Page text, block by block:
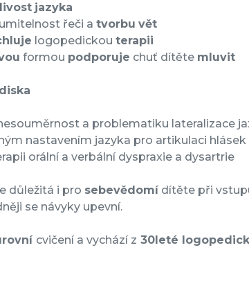
jazyka
řeči a tvorbu vět
logopedickou terapii
formou podporuje chuť dítěte mluvit
a problematiku lateralizace
nastavením jazyka pro artikulaci hlásek
orální a verbální dyspraxie a dysartrie
důležitá i pro sebevědomídítěte při
se návyky upevní.
cvičení a vychází z 30leté